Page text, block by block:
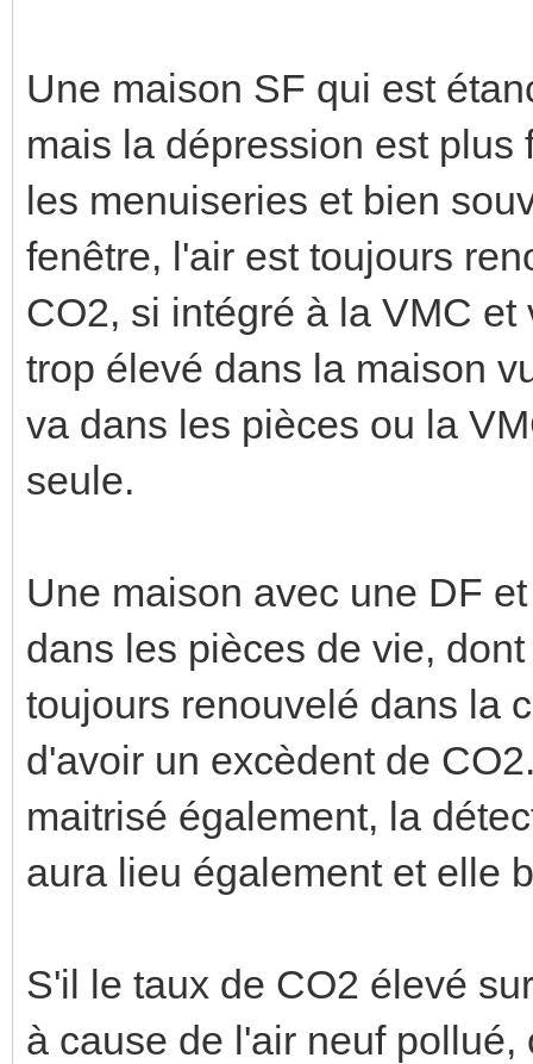
Une maison SF qui est
mais la dépression est
les menuiseries et bien
fenêtre, l'air est toujours
CO2, si intégré à la VMC
trop élevé dans la maison
va dans les pièces ou la
seule.
Une maison avec une DF
dans les pièces de vie,
toujours renouvelé dans la
d'avoir un excèdent de
maitrisé également, la
aura lieu également et elle
S'il le taux de CO2 élevé
à cause de l'air neuf